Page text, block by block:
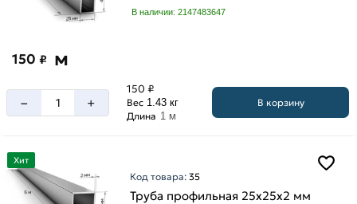
В наличии: 2147483647
150 ₽ м
– +
150 ₽
Вес 1.43 кг
Длина 1 м
В корзину
Хит
Код товара:35
Труба профильная 25х25х2 мм